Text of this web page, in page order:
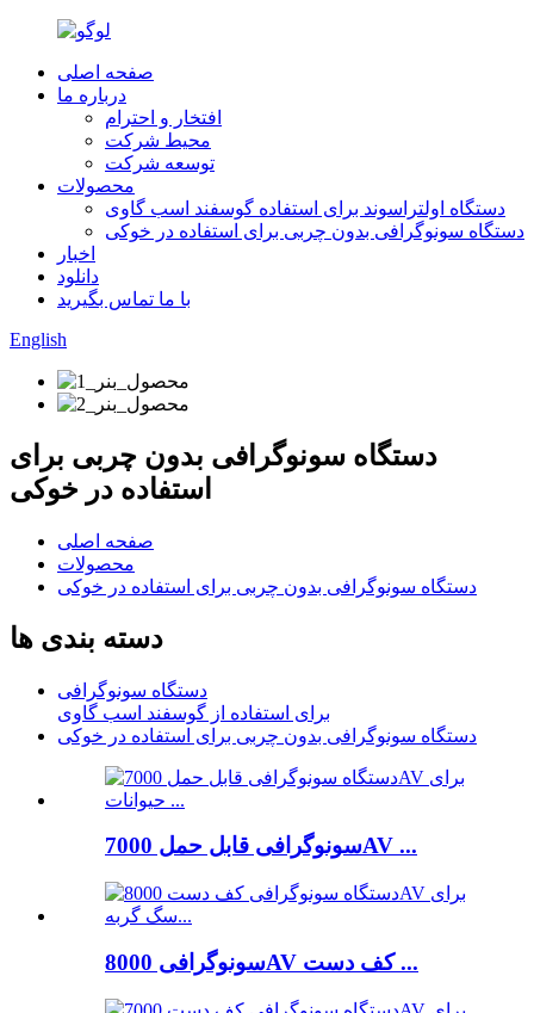
صفحه اصلی
درباره ما
افتخار و احترام
محیط شرکت
توسعه شرکت
محصولات
دستگاه اولتراسوند برای استفاده گوسفند اسب گاوی
دستگاه سونوگرافی بدون چربی برای استفاده در خوکی
اخبار
دانلود
با ما تماس بگیرید
English
دستگاه سونوگرافی بدون چربی برای
استفاده در خوکی
صفحه اصلی
محصولات
دستگاه سونوگرافی بدون چربی برای استفاده در خوکی
دسته بندی ها
دستگاه سونوگرافی
برای استفاده از گوسفند اسب گاوی
دستگاه سونوگرافی بدون چربی برای استفاده در خوکی
سونوگرافی قابل حمل 7000AV ...
سونوگرافی 8000AV کف دست ...